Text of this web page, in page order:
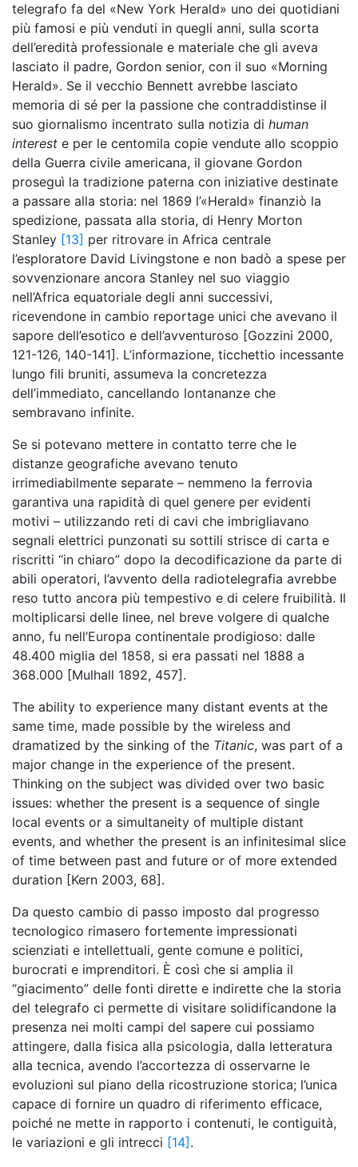
telegrafo fa del «New York Herald» uno dei quotidiani
più famosi e più venduti in quegli anni, sulla scorta
dell’eredità professionale e materiale che gli aveva
lasciato il padre, Gordon senior, con il suo «Morning
Herald». Se il vecchio Bennett avrebbe lasciato
memoria di sé per la passione che contraddistinse il
suo giornalismo incentrato sulla notizia di human
interest e per le centomila copie vendute allo scoppio
della Guerra civile americana, il giovane Gordon
proseguì la tradizione paterna con iniziative destinate
a passare alla storia: nel 1869 l’«Herald» finanziò la
spedizione, passata alla storia, di Henry Morton
Stanley [13] per ritrovare in Africa centrale
l’esploratore David Livingstone e non badò a spese per
sovvenzionare ancora Stanley nel suo viaggio
nell’Africa equatoriale degli anni successivi,
ricevendone in cambio reportage unici che avevano il
sapore dell’esotico e dell’avventuroso [Gozzini 2000,
121-126, 140-141]. L’informazione, ticchettio incessante
lungo fili bruniti, assumeva la concretezza
dell’immediato, cancellando lontananze che
sembravano infinite.
Se si potevano mettere in contatto terre che le
distanze geografiche avevano tenuto
irrimediabilmente separate – nemmeno la ferrovia
garantiva una rapidità di quel genere per evidenti
motivi – utilizzando reti di cavi che imbrigliavano
segnali elettrici punzonati su sottili strisce di carta e
riscritti “in chiaro” dopo la decodificazione da parte di
abili operatori, l’avvento della radiotelegrafia avrebbe
reso tutto ancora più tempestivo e di celere fruibilità. Il
moltiplicarsi delle linee, nel breve volgere di qualche
anno, fu nell’Europa continentale prodigioso: dalle
48.400 miglia del 1858, si era passati nel 1888 a
368.000 [Mulhall 1892, 457].
The ability to experience many distant events at the
same time, made possible by the wireless and
dramatized by the sinking of the Titanic, was part of a
major change in the experience of the present.
Thinking on the subject was divided over two basic
issues: whether the present is a sequence of single
local events or a simultaneity of multiple distant
events, and whether the present is an infinitesimal slice
of time between past and future or of more extended
duration [Kern 2003, 68].
Da questo cambio di passo imposto dal progresso
tecnologico rimasero fortemente impressionati
scienziati e intellettuali, gente comune e politici,
burocrati e imprenditori. È così che si amplia il
“giacimento” delle fonti dirette e indirette che la storia
del telegrafo ci permette di visitare solidificandone la
presenza nei molti campi del sapere cui possiamo
attingere, dalla fisica alla psicologia, dalla letteratura
alla tecnica, avendo l’accortezza di osservarne le
evoluzioni sul piano della ricostruzione storica; l’unica
capace di fornire un quadro di riferimento efficace,
poiché ne mette in rapporto i contenuti, le contiguità,
le variazioni e gli intrecci [14] .